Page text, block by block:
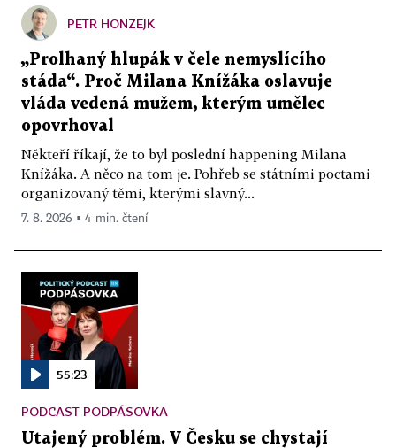
PETR HONZEJK
„Prolhaný hlupák v čele nemyslícího
stáda“. Proč Milana Knížáka oslavuje
vláda vedená mužem, kterým umělec
opovrhoval
Někteří říkají, že to byl poslední happening Milana
Knížáka. A něco na tom je. Pohřeb se státními poctami
organizovaný těmi, kterými slavný...
7. 8. 2026 ▪ 4 min. čtení
55:23
PODCAST PODPÁSOVKA
Utajený problém. V Česku se chystají